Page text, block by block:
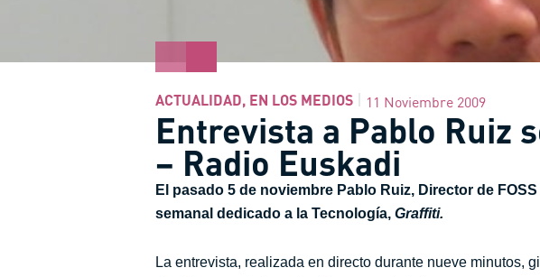
ACTUALIDAD, EN LOS MEDIOS 11 Noviembre 2009
Entrevista a Pablo Ruiz
– Radio Euskadi
El pasado 5 de noviembre Pablo Ruiz, Director de
semanal dedicado a la Tecnología, Graffiti.
La entrevista, realizada en directo durante nueve minutos,